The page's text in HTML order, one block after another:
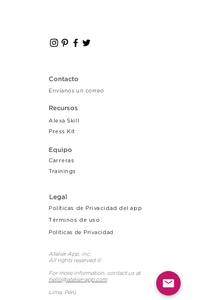
Contacto
Envíanos un correo
Recursos
Alexa Skill
Press Kit
Equipo
Carreras
Trainings
Legal
Políticas de Privacidad del app
Términos de uso
Políticas de Privacidad
Atelier App, inc.
All rights reserved ©
For more information, contact us at
hello@atelier-app.com
Lima, Perú